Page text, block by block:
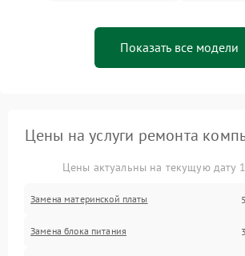
Показать все модели
Цены на услуги ремонта
Цены актуальны на текущую дату
Замена материнской платы
Замена блока питания